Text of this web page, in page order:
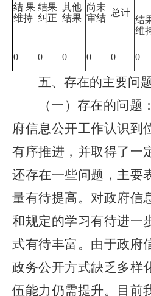
结果
维持
结果
纠正
其他
结果
尚未
审结
总计
结
维
0 0 0 0 0 0
五、存在的主要问
（一）存在的问题：
府信息公开工作认识到
有序推进，并取得了一
还存在一些问题，主要
量有待提高。对政府信
和规定的学习有待进一
式有待丰富。由于政府
政务公开方式缺乏多样
伍能力仍需提升。目前